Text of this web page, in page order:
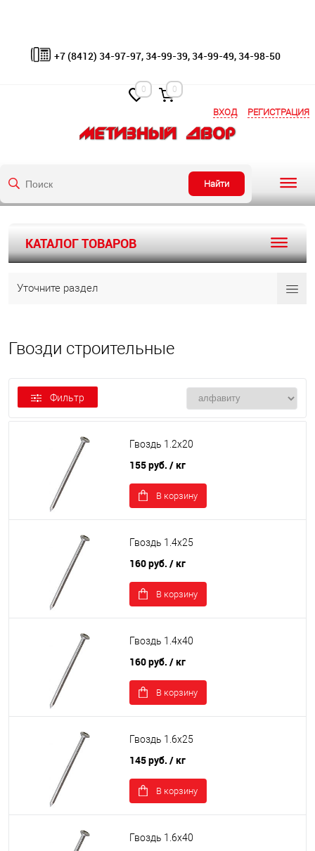
ВХОД РЕГИСТРАЦИЯ
Найти
+7 (8412) 34-97-97, 34-99-39, 34-99-49, 34-98-50
0 0
КАТАЛОГ ТОВАРОВ
Уточните раздел
Гвозди строительные
Фильтр
Гвоздь 1.2х20
155 руб. / кг
В корзину
Гвоздь 1.4х25
160 руб. / кг
В корзину
Гвоздь 1.4х40
160 руб. / кг
В корзину
Гвоздь 1.6х25
145 руб. / кг
В корзину
Гвоздь 1.6х40